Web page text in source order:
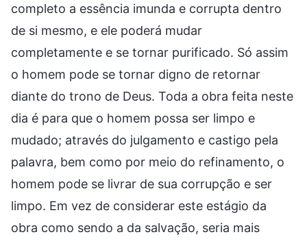
completo a essência imunda e corrupta dentro
de si mesmo, e ele poderá mudar
completamente e se tornar purificado. Só assim
o homem pode se tornar digno de retornar
diante do trono de Deus. Toda a obra feita neste
dia é para que o homem possa ser limpo e
mudado; através do julgamento e castigo pela
palavra, bem como por meio do refinamento, o
homem pode se livrar de sua corrupção e ser
limpo. Em vez de considerar este estágio da
obra como sendo a da salvação, seria mais